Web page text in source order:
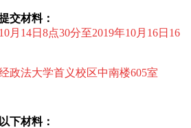
交材料：
月14日8点30分至2019年10月16日16
政法大学首义校区中南楼605室
下材料：